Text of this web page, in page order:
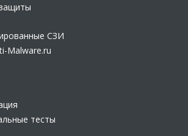
аутентификация и авторизация
и подключение устройств с учетом
местоположения, времени суток,
параметров.
Single Sign-On (FSSO).
изменение параметров доступа при
устройства.
СЗИ
Malware.ru
тесты